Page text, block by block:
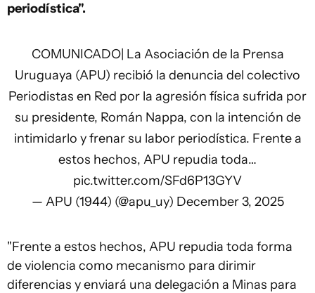
periodística".
COMUNICADO| La Asociación de la Prensa
Uruguaya (APU) recibió la denuncia del colectivo
Periodistas en Red por la agresión física sufrida por
su presidente, Román Nappa, con la intención de
intimidarlo y frenar su labor periodística. Frente a
estos hechos, APU repudia toda…
pic.twitter.com/SFd6P13GYV
— APU (1944) (@apu_uy) December 3, 2025
"Frente a estos hechos, APU repudia toda forma
de violencia como mecanismo para dirimir
diferencias y enviará una delegación a Minas para